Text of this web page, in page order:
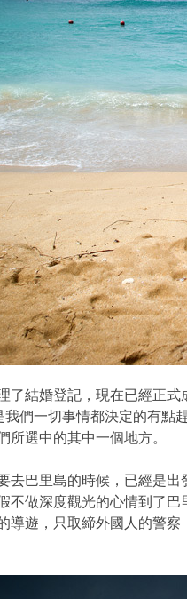
了結婚登記，現在已經正
我們一切事情都決定的有點
所選中的其中一個地方。
去巴里島的時候，已經是
不做深度觀光的心情到了
導遊，只取締外國人的警